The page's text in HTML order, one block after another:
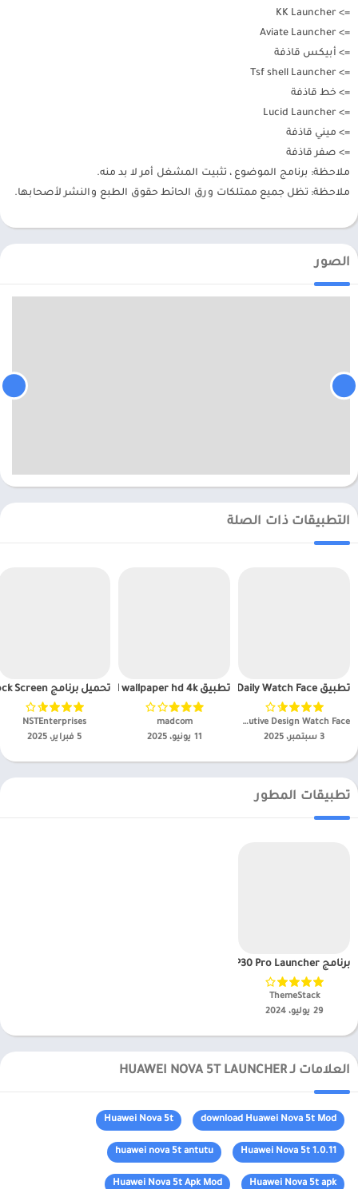
=> KK Launcher
=> Aviate Launcher
=> أبيكس قاذفة
=> Tsf shell Launcher
=> خط قاذفة
=> Lucid Launcher
=> ميني قاذفة
=> صفر قاذفة
ملاحظة: برنامج الموضوع ، تثبيت المشغل أمر لا بد منه.
ملاحظة: تظل جميع ممتلكات ورق الحائط حقوق الطبع والنشر لأصحابها.
الصور
التطبيقات ذات الصلة
تطبيق EXD129: Daily Watch Face مهكر
Executive Design Watch Face‏
3 سبتمبر، 2025
تطبيق Resident evil wallpaper hd 4k مهكر
madcom‏
11 يونيو، 2025
تحميل برنامج TREK Lock Screen مهكر APK للاندرويد 2025
NSTEnterprises‏
5 فبراير، 2025
تطبيقات المطور
برنامج Huawei P30 Pro Launcher مهكر APK للاندرويد 2025
ThemeStack‏
29 يوليو، 2024
العلامات لـ HUAWEI NOVA 5T LAUNCHER
download Huawei Nova 5t Mod
Huawei Nova 5t
Huawei Nova 5t 1.0.11
huawei nova 5t antutu
Huawei Nova 5t apk
Huawei Nova 5t Apk Mod